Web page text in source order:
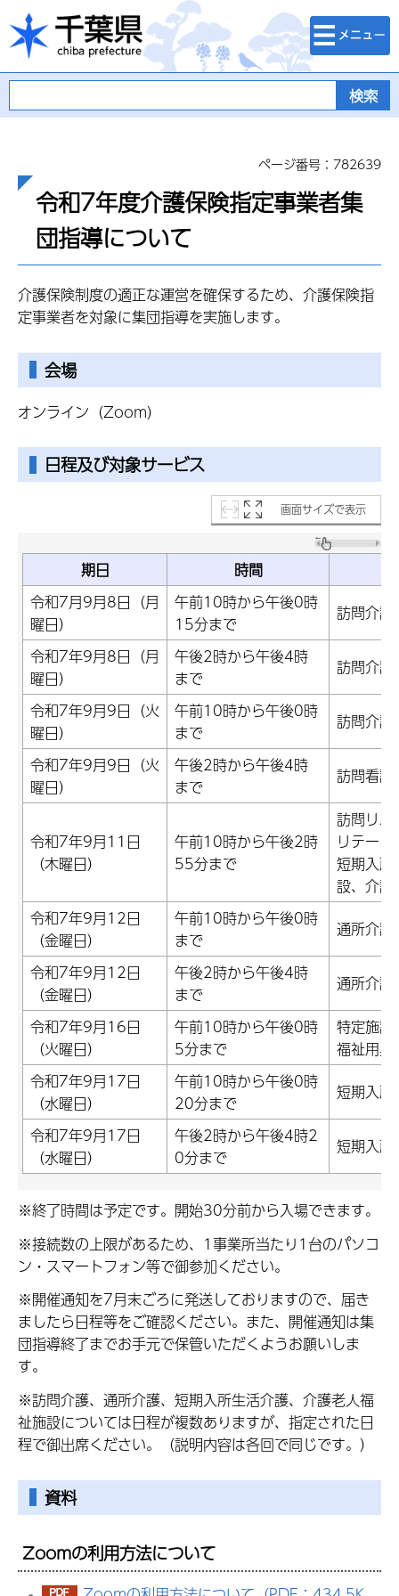
千葉県
検索・メニュ
ー
ページ番号：782639
令和7年度介護保険指定事業者集
団指導について
介護保険制度の適正な運営を確保するため、介護保険指
定事業者を対象に集団指導を実施します。
会場
オンライン（Zoom）
日程及び対象サービス
画面サイズで表示
期日
時間
令和7月9月8日（月
曜日）
午前10時から午後0時
15分まで
訪問介護
令和7年9月8日（月
曜日）
午後2時から午後4時
まで
訪問介護
令和7年9月9日（火
曜日）
午前10時から午後0時
まで
訪問介護
令和7年9月9日（火
曜日）
午後2時から午後4時
まで
訪問看護
令和7年9月11日
（木曜日）
午前10時から午後2時
55分まで
訪問リハ
リテー
短期入所
設、介護
令和7年9月12日
（金曜日）
午前10時から午後0時
まで
通所介護
令和7年9月12日
（金曜日）
午後2時から午後4時
まで
通所介護
令和7年9月16日
（火曜日）
午前10時から午後0時
5分まで
特定施設
福祉用具
令和7年9月17日
（水曜日）
午前10時から午後0時
20分まで
短期入所
令和7年9月17日
（水曜日）
午後2時から午後4時2
0分まで
短期入所
※終了時間は予定です。開始30分前から入場できます。
※接続数の上限があるため、1事業所当たり1台のパソコ
ン・スマートフォン等で御参加ください。
※開催通知を7月末ごろに発送しておりますので、届き
ましたら日程等をご確認ください。また、開催通知は集
団指導終了までお手元で保管いただくようお願いしま
す。
※訪問介護、通所介護、短期入所生活介護、介護老人福
祉施設については日程が複数ありますが、指定された日
程で御出席ください。（説明内容は各回で同じです。）
資料
Zoomの利用方法について